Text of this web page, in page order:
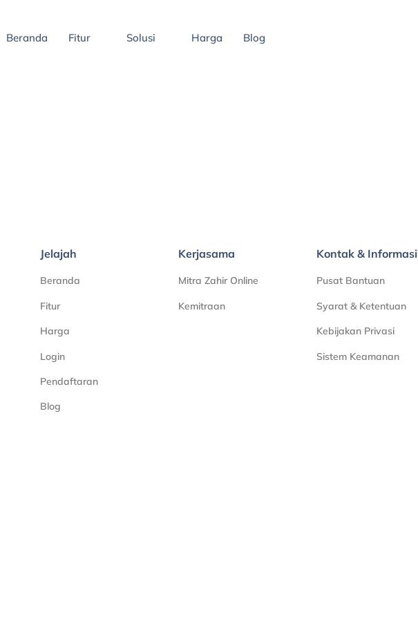
Beranda Fitur Solusi Harga Blog
Jelajah
Beranda
Fitur
Harga
Login
Pendaftaran
Blog
Kerjasama
Mitra Zahir Online
Kemitraan
Kontak & Informasi
Pusat Bantuan
Syarat & Ketentuan
Kebijakan Privasi
Sistem Keamanan